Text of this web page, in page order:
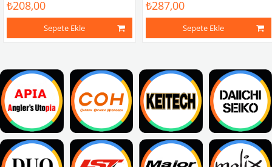
₺208,00
Sepete Ekle
₺287,00
Sepete Ekle